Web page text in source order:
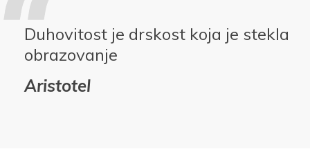
Duhovitost je drskost koja je stekla
obrazovanje
Aristotel